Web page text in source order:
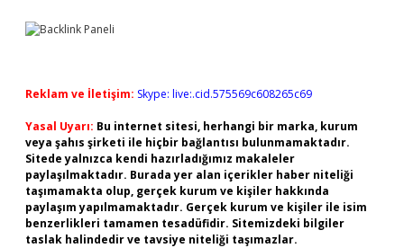
Reklam ve İletişim: Skype: live:.cid.575569c608265c69
Yasal Uyarı: Bu internet sitesi, herhangi bir marka, kurum
veya şahıs şirketi ile hiçbir bağlantısı bulunmamaktadır.
Sitede yalnızca kendi hazırladığımız makaleler
paylaşılmaktadır. Burada yer alan içerikler haber niteliği
taşımamakta olup, gerçek kurum ve kişiler hakkında
paylaşım yapılmamaktadır. Gerçek kurum ve kişiler ile isim
benzerlikleri tamamen tesadüfidir. Sitemizdeki bilgiler
taslak halindedir ve tavsiye niteliği taşımazlar.